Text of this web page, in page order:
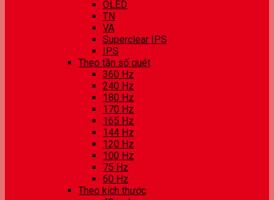
OLED
TN
VA
Superclear IPS
IPS
Theo tần số quét
360 Hz
240 Hz
180 Hz
170 Hz
165 Hz
144 Hz
120 Hz
100 Hz
75 Hz
60 Hz
Theo kích thước